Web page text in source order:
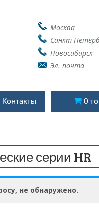
Москва
Санкт-
Новосибирск
Эл. почта
Контакты 0
серии HR
не обнаружено.